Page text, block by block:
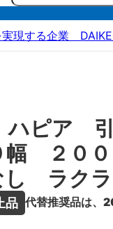
実現する企業
ハピア
２００
ラクラ
品 代替推奨品は、